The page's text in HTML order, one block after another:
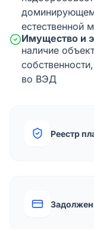
естественной
Имущество и
наличие
во ВЭД
Реестр